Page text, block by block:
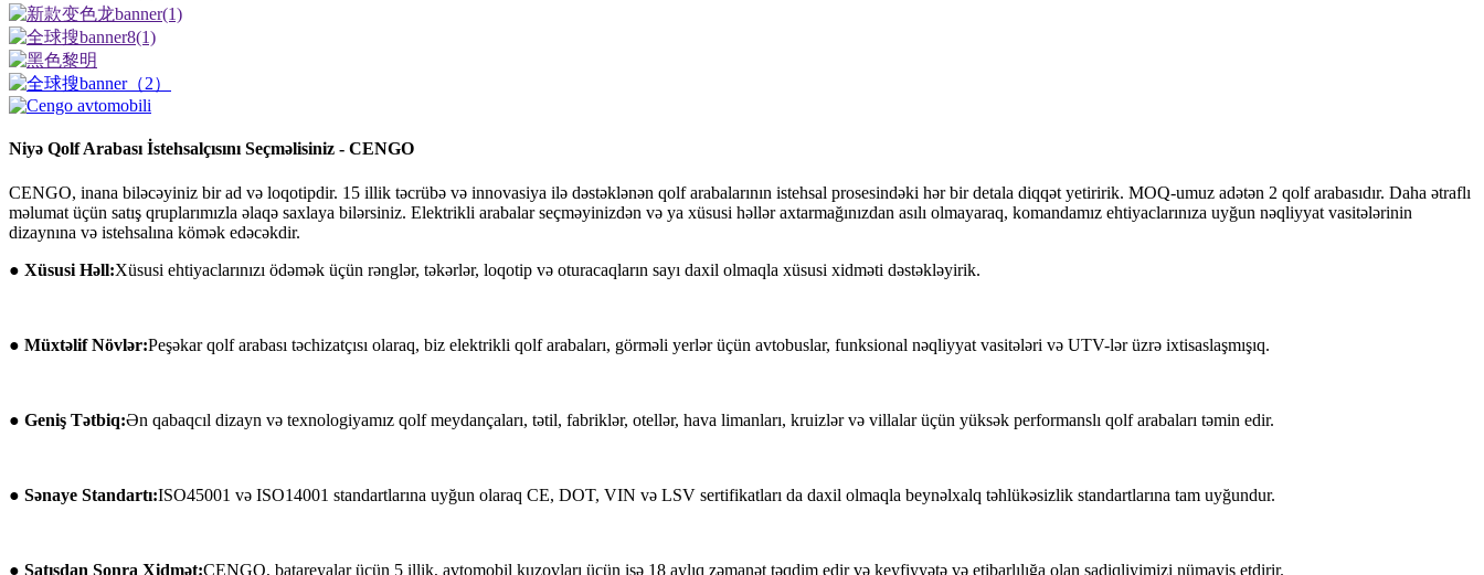
Niyə Qolf Arabası İstehsalçısını Seçməlisiniz - CENGO
CENGO, inana biləcəyiniz bir ad və loqotipdir. 15 illik təcrübə və innovasiya ilə dəstəklənən qolf arabalarının istehsal prosesindəki hər bir detala diqqət yetiririk. MOQ-umuz adətən 2 qolf arabasıdır. Daha ətraflı
məlumat üçün satış qruplarımızla əlaqə saxlaya bilərsiniz. Elektrikli arabalar seçməyinizdən və ya xüsusi həllər axtarmağınızdan asılı olmayaraq, komandamız ehtiyaclarınıza uyğun nəqliyyat vasitələrinin
dizaynına və istehsalına kömək edəcəkdir.
● Xüsusi Həll:Xüsusi ehtiyaclarınızı ödəmək üçün rənglər, təkərlər, loqotip və oturacaqların sayı daxil olmaqla xüsusi xidməti dəstəkləyirik.
● Müxtəlif Növlər:Peşəkar qolf arabası təchizatçısı olaraq, biz elektrikli qolf arabaları, görməli yerlər üçün avtobuslar, funksional nəqliyyat vasitələri və UTV-lər üzrə ixtisaslaşmışıq.
● Geniş Tətbiq:Ən qabaqcıl dizayn və texnologiyamız qolf meydançaları, tətil, fabriklər, otellər, hava limanları, kruizlər və villalar üçün yüksək performanslı qolf arabaları təmin edir.
● Sənaye Standartı:ISO45001 və ISO14001 standartlarına uyğun olaraq CE, DOT, VIN və LSV sertifikatları da daxil olmaqla beynəlxalq təhlükəsizlik standartlarına tam uyğundur.
● Satışdan Sonra Xidmət:CENGO, batareyalar üçün 5 illik, avtomobil kuzovları üçün isə 18 aylıq zəmanət təqdim edir və keyfiyyətə və etibarlılığa olan sadiqliyimizi nümayiş etdirir.